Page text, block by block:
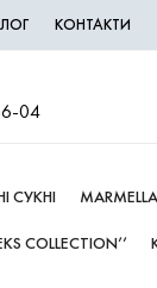
КОНТАКТИ
04
СУКНІ
COLLECTION’’